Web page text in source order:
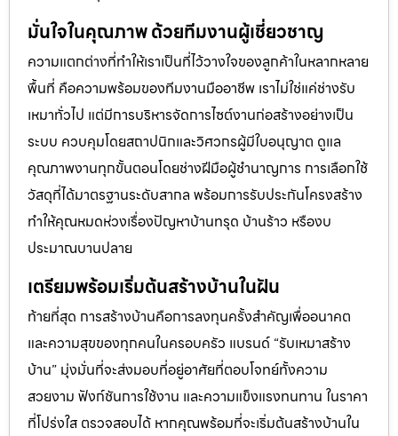
มั่นใจในคุณภาพ ด้วยทีมงานผู้เชี่ยวชาญ
ความแตกต่างที่ทำให้เราเป็นที่ไว้วางใจของลูกค้าในหลากหลาย
พื้นที่ คือความพร้อมของทีมงานมืออาชีพ เราไม่ใช่แค่ช่างรับ
เหมาทั่วไป แต่มีการบริหารจัดการไซต์งานก่อสร้างอย่างเป็น
ระบบ ควบคุมโดยสถาปนิกและวิศวกรผู้มีใบอนุญาต ดูแล
คุณภาพงานทุกขั้นตอนโดยช่างฝีมือผู้ชำนาญการ การเลือกใช้
วัสดุที่ได้มาตรฐานระดับสากล พร้อมการรับประกันโครงสร้าง
ทำให้คุณหมดห่วงเรื่องปัญหาบ้านทรุด บ้านร้าว หรืองบ
ประมาณบานปลาย
เตรียมพร้อมเริ่มต้นสร้างบ้านในฝัน
ท้ายที่สุด การสร้างบ้านคือการลงทุนครั้งสำคัญเพื่ออนาคต
และความสุขของทุกคนในครอบครัว แบรนด์ “รับเหมาสร้าง
บ้าน” มุ่งมั่นที่จะส่งมอบที่อยู่อาศัยที่ตอบโจทย์ทั้งความ
สวยงาม ฟังก์ชันการใช้งาน และความแข็งแรงทนทาน ในราคา
ที่โปร่งใส ตรวจสอบได้ หากคุณพร้อมที่จะเริ่มต้นสร้างบ้านใน